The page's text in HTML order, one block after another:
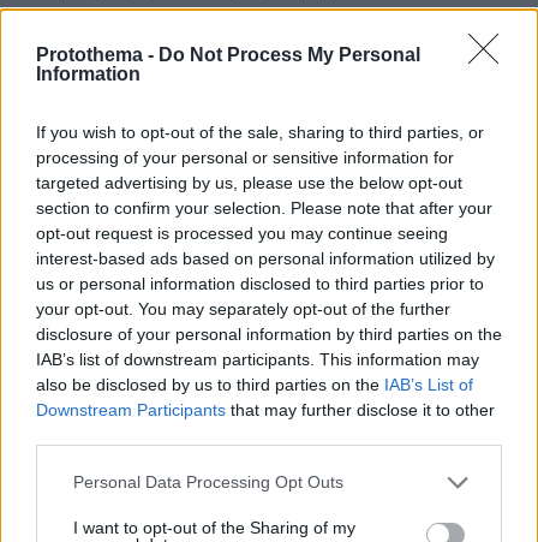
Protothema - Do Not Process My Personal
Information
If you wish to opt-out of the sale, sharing to third parties, or
processing of your personal or sensitive information for
targeted advertising by us, please use the below opt-out
section to confirm your selection. Please note that after your
opt-out request is processed you may continue seeing
interest-based ads based on personal information utilized by
us or personal information disclosed to third parties prior to
your opt-out. You may separately opt-out of the further
disclosure of your personal information by third parties on the
IAB’s list of downstream participants. This information may
also be disclosed by us to third parties on the IAB’s List of
Downstream Participants that may further disclose it to other
Please note that this website/app uses one or more Google
not limited to your visit or usage behaviour. You may click to
Personal Data Processing Opt Outs
I want to opt-out of the Sharing of my
εντός 6 μηνών από την αίτηση.
Ο δανειολήπτης μπορεί να εξοφλήσει το
ή επιβάρυνση. Κατά τη διάρκεια του δανείου
απαγορεύεται η μεταβίβαση του ακινήτου ή η
επιβάρυνση πλην αυτής που απαιτείται για το
δάνειο. Δεν χρειάζεται προσωπική εγγύηση
τρίτου και ο δανειολήπτης δεν επιβαρύνεται με
έξοδα φακέλου αλλά για το δεύτερο μέρος της
διαδικασίας για νομικό και τεχνικό έλεγχο»
εξήγησε ο Κωστής Χατζηδάκης.
Τα 4 δικαιολογητικά που απαιτούνται είναι:
- Πιστοποιητικό γέννησης και αστυνομική
ταυτότητα